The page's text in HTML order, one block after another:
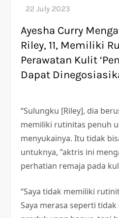
Ayesha Curry
Riley, 11, Memiliki
Perawatan Kulit
Dapat
“Sulungku [Riley], dia
memiliki rutinitas penuh
menyukainya. Itu tidak
untuknya, ”aktris ini
perhatian remaja pada
“Saya tidak memiliki
Saya merasa seperti